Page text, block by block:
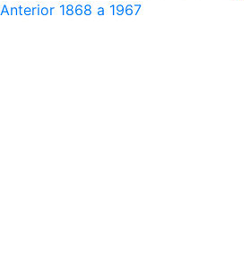
Anterior 1868 a 1967